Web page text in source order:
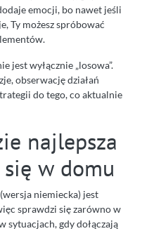
emocji, bo nawet jeśli
Ty możesz spróbować
jest wyłącznie „losowa”.
obserwację działań
do tego, co aktualnie
najlepsza
w domu
niemiecka) jest
sprawdzi się zarówno w
sytuacjach, gdy dołączają